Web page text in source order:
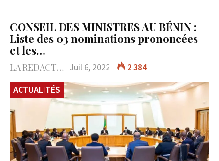
CONSEIL DES MINISTRES AU BÉNIN :
Liste des 03 nominations prononcées
et les…
LA REDACTION Juil 6, 2022
2 384
ACTUALITÉS